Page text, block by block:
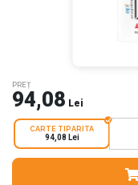
PREȚ
94,08 Lei
CARTE TIPARITA
94,08 Lei